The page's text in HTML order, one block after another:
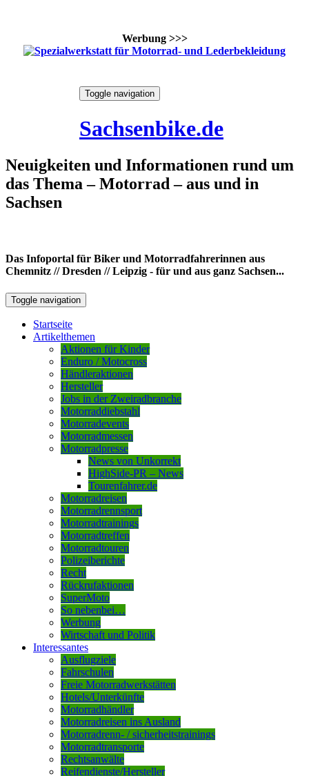
Werbung >>>
Toggle navigation
Sachsenbike.de
Neuigkeiten und Informationen rund um
das Thema – Motorrad – aus und in
Sachsen
Das Infoportal für Biker und Motorradfahrerinnen aus
Chemnitz // Dresden // Leipzig - für und aus ganz Sachsen...
Toggle navigation
Startseite
Artikelthemen
Aktionen für Kinder
Enduro / Motocross
Händleraktionen
Hersteller
Jobs in der Zweiradbranche
Motorraddiebstahl
Motorradevents
Motorradmessen
Motorradpresse
News von Unkorrekt
HighSide-PR – News
Tourenfahrer.de
Motorradreisen
Motorradrennsport
Motorradtrainings
Motorradtreffen
Motorradtouren
Polizeiberichte
Recht
Rückrufaktionen
SuperMoto
So nebenbei…
Werbung
Wirtschaft und Politik
Interessantes
Ausflugziele
Fahrschulen
Freie Motorradwerkstätten
Hotels/Unterkünfte
Motorradhändler
Motorradreisen ins Ausland
Motorradrenn- / sicherheitstrainings
Motorradtransporte
Rechtsanwälte
Reifendienste/Hersteller